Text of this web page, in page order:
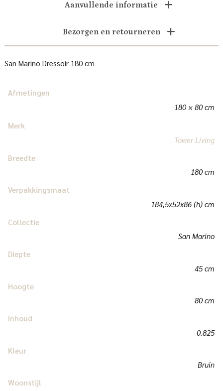
Aanvullende informatie
Bezorgen en retourneren
San Marino Dressoir 180 cm
Afmetingen
180 × 80 cm
Merk
Tower Living
Breedte
180 cm
Verpakkingsmaat
184,5x52x86 (h) cm
Collectie
San Marino
Diepte
45 cm
Hoogte
80 cm
Inhoud
0.825
Kleur
Bruin
Woonstijl